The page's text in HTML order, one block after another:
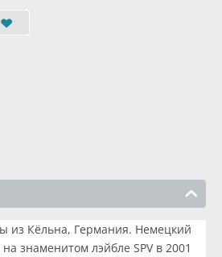
из Кёльна, Германия. Немецкий
знаменитом лэйбле SPV в 2001